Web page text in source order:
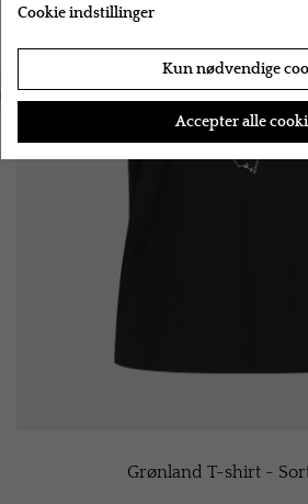
Grønland T-shirt -
‹
Cookie indstillinger
Kun nødvendige
Accepter alle